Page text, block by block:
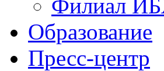
Филиал
Образование
Пресс-центр